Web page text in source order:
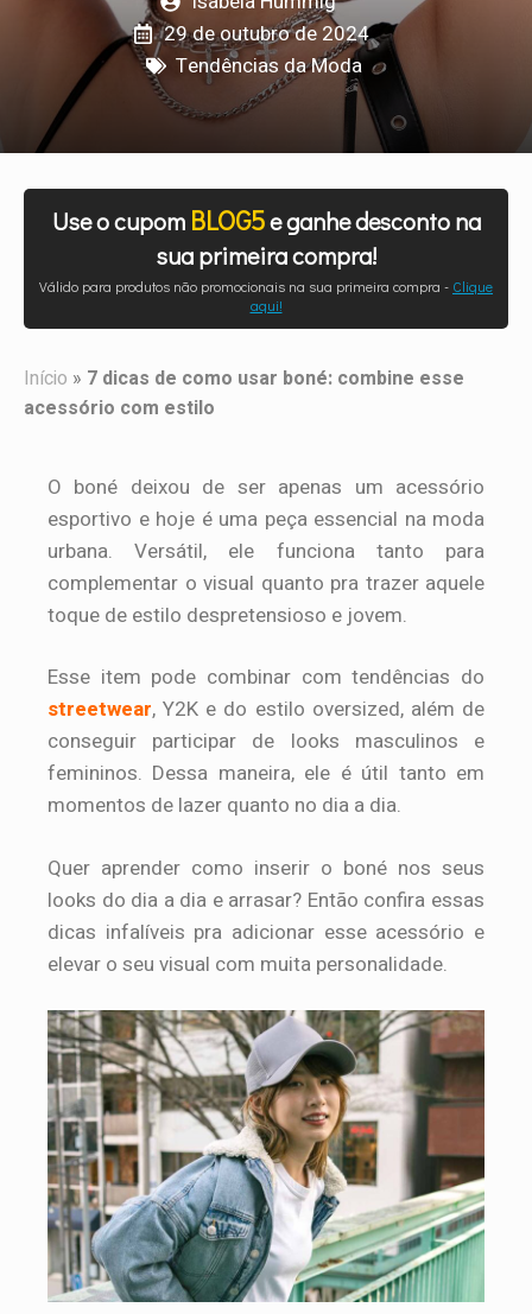
29 de outubro de 2024
Tendências da Moda
Use o cupom BLOG5e ganhe desconto na
sua primeira compra!
Válido para produtos não promocionais na sua primeira compra - Clique
aqui!
Início » 7 dicas de como usar boné: combine esse
acessório com estilo
O boné deixou de ser apenas um acessório
esportivo e hoje é uma peça essencial na moda
urbana. Versátil, ele funciona tanto para
complementar o visual quanto pra trazer aquele
toque de estilo despretensioso e jovem.
Esse item pode combinar com tendências do
streetwear, Y2K e do estilo oversized, além de
conseguir participar de looks masculinos e
femininos. Dessa maneira, ele é útil tanto em
momentos de lazer quanto no dia a dia.
Quer aprender como inserir o boné nos seus
looks do dia a dia e arrasar? Então confira essas
dicas infalíveis pra adicionar esse acessório e
elevar o seu visual com muita personalidade.